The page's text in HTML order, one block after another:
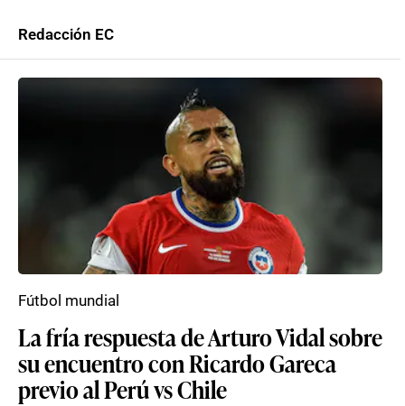
Redacción EC
La fría respuesta de Arturo Vidal sobre
su encuentro con Ricardo Gareca
previo al Perú vs Chile
Fútbol mundial